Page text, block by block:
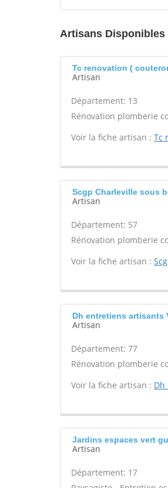
Artisans Disponibles
Tc renovation (
Artisan
Département: 13
Rénovation plomberie
Voir la fiche artisan : Tc
Scgp Charleville sous
Artisan
Département: 57
Rénovation plomberie
Voir la fiche artisan :
Dh entretiens artisants
Artisan
Département: 77
Rénovation plomberie
Voir la fiche artisan : Dh
Jardins espaces vert
Artisan
Département: 17